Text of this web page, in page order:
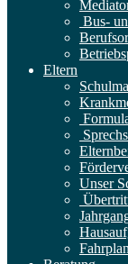
Bus-
Eltern
Unser